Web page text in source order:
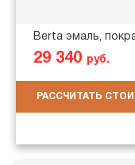
Berta эмаль,
29 340 руб.
РАССЧИТАТЬ